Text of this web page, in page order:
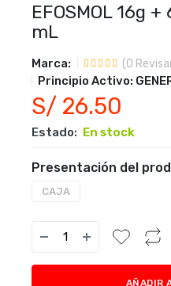
EFOSMOL 16g
mL
Marca: (0
Principio Activo:
S/ 26.50
Estado: En stock
Presentación del
CAJA
AÑADIR